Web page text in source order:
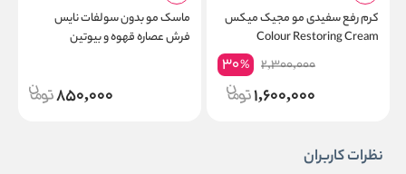
کرم رفع سفیدی مو مجیک میکس
Colour Restoring Cream
2,300,000
30%
1,600,000
ماسک مو بدون سولفات نایس
فرش عصاره قهوه و بیوتین
850,000
نظرات کاربران